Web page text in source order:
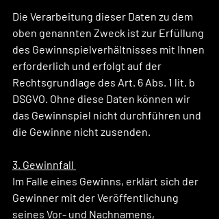
Die Verarbeitung dieser Daten zu dem
oben genannten Zweck ist zur Erfüllung
des Gewinnspielverhältnisses mit Ihnen
erforderlich und erfolgt auf der
Rechtsgrundlage des Art. 6 Abs. 1 lit. b
DSGVO. Ohne diese Daten können wir
das Gewinnspiel nicht durchführen und
die Gewinne nicht zusenden.
3. Gewinnfall
Im Falle eines Gewinns, erklärt sich der
Gewinner mit der Veröffentlichung
seines Vor- und Nachnamens,